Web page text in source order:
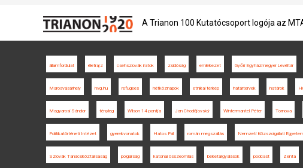
A Trianon 100 Kutatócsoport logója az
államfordulat életrajz csehszlovák iratok zsidóság emlékezet Győri Egyházmegyei Levéltár
Marosvásárhely hvg.hu refugees hétköznapok etnikai térkép határtervek határok
Magyarosi Sándor tényleg Wilson 14 pontja Jan Chodějovský Wintermantel Péter Tornova
Politikatörténeti Intézet gyerekvonatok Hatos Pál román megszállás Nemzeti Közszolgálati
Szlovák Tanácsköztársaság polgárság katonai összeomlás béketárgyalások podcast Zenta